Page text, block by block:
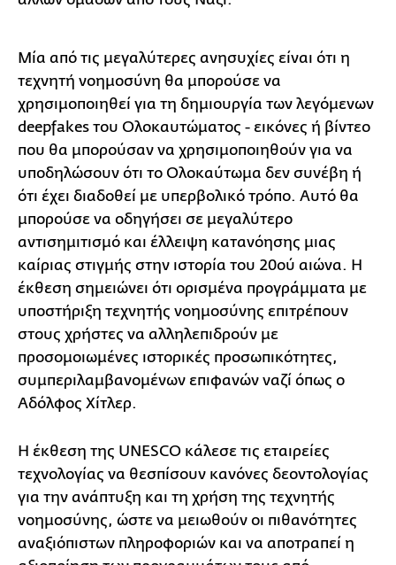
Μία από τις μεγαλύτερες ανησυχίες είναι ότι η
τεχνητή νοημοσύνη θα μπορούσε να
χρησιμοποιηθεί για τη δημιουργία των λεγόμενων
deepfakes του Ολοκαυτώματος - εικόνες ή βίντεο
που θα μπορούσαν να χρησιμοποιηθούν για να
υποδηλώσουν ότι το Ολοκαύτωμα δεν συνέβη ή
ότι έχει διαδοθεί με υπερβολικό τρόπο. Αυτό θα
μπορούσε να οδηγήσει σε μεγαλύτερο
αντισημιτισμό και έλλειψη κατανόησης μιας
καίριας στιγμής στην ιστορία του 20ού αιώνα. Η
έκθεση σημειώνει ότι ορισμένα προγράμματα με
υποστήριξη τεχνητής νοημοσύνης επιτρέπουν
στους χρήστες να αλληλεπιδρούν με
προσομοιωμένες ιστορικές προσωπικότητες,
συμπεριλαμβανομένων επιφανών ναζί όπως ο
Αδόλφος Χίτλερ.
Η έκθεση της UNESCO κάλεσε τις εταιρείες
τεχνολογίας να θεσπίσουν κανόνες δεοντολογίας
για την ανάπτυξη και τη χρήση της τεχνητής
νοημοσύνης, ώστε να μειωθούν οι πιθανότητες
αναξιόπιστων πληροφοριών και να αποτραπεί η